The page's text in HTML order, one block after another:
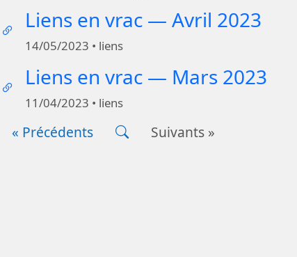
Liens en vrac — Avril 2023
14/05/2023 • liens
Liens en vrac — Mars 2023
11/04/2023 • liens
« Précédents Suivants »